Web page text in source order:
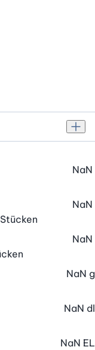
NaN
NaN
NaN
NaN g
NaN dl
NaN EL